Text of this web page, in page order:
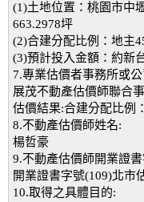
(1)土地位置：桃園市中
663.2978坪
(2)合建分配比例：地主
(3)預計投入金額：約新
7.專業估價者事務所或
展茂不動產估價師聯合
估價結果:合建分配比例
8.不動產估價師姓名:
楊哲豪
9.不動產估價師開業證
開業證書字號(109)北市
10.取得之具體目的: